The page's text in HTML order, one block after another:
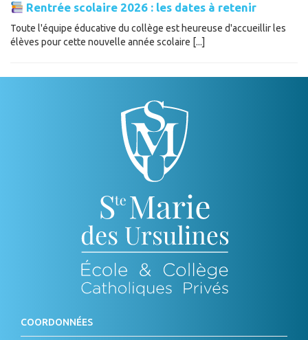
Rentrée scolaire 2026 : les dates à retenir
Toute l'équipe éducative du collège est heureuse d'accueillir les
élèves pour cette nouvelle année scolaire [...]
COORDONNÉES